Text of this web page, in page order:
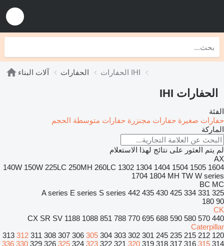
آلات البناء الحفارات الحفارات IHI
الحفارات IHI
الفئة
حفارات صغيرة حفارات مجنزرة حفارات متوسطة الحجم
الماركة
لم يتم العثور على نتائج لهذا الاستعلام
AX
140W 150W 225LC 250MH 260LC 1302 1304 1404 1504 1505 1604
1704 1804 MH TW W series
BC MC
325
331
334
425
430
435
442
A series E series S series
90
180
CK
440
570
580
590
688
695
770
788
851
1088
1188
CX SR SV
Caterpillar
120
212
215
235
245
301
302
303
304
305
306
307
308
311
312
313
314
315
316
317
318
319
320
321
322
323
324
325
326
329
330
336